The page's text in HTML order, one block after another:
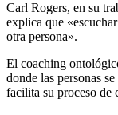
Carl Rogers, en su
explica que
otra persona».
El coaching
donde las personas
facilita su proceso de